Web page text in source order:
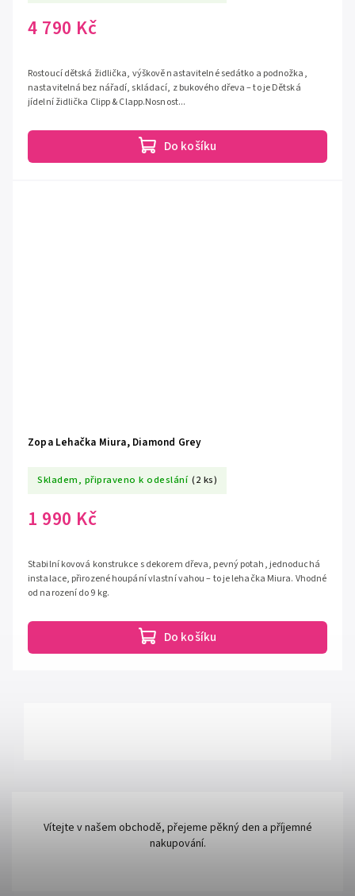
4 790 Kč
Do košíku
Rostoucí dětská židlička, výškově nastavitelné sedátko a podnožka,
nastavitelná bez nářadí, skládací, z bukového dřeva – to je Dětská
jídelní židlička Clipp & Clapp.Nosnost...
Zopa Lehačka Miura, Diamond Grey
Skladem, připraveno k odeslání (2 ks)
1 990 Kč
Do košíku
Stabilní kovová konstrukce s dekorem dřeva, pevný potah, jednoduchá
instalace, přirozené houpání vlastní vahou – to je lehačka Miura. Vhodné
od narození do 9 kg.
Vítejte v našem obchodě, přejeme pěkný den a příjemné
nakupování.